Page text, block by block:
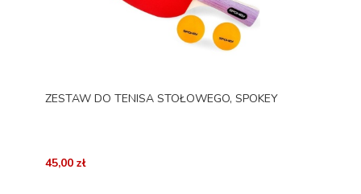
ZESTAW DO TENISA STOŁOWEGO, SPOKEY
45,00 zł